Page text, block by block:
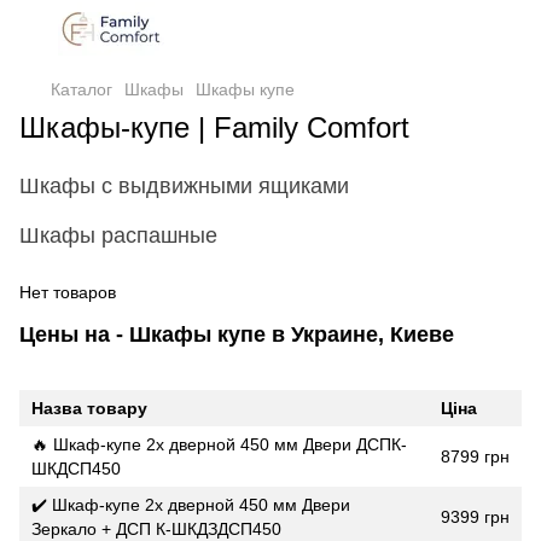
Каталог Шкафы Шкафы купе
Шкафы-купе | Family Comfort
Шкафы с выдвижными ящиками
Шкафы распашные
Нет товаров
Цены на - Шкафы купе в Украине, Киеве
Назва товару
Ціна
🔥 Шкаф-купе 2х дверной 450 мм Двери ДСПК-
ШКДСП450
8799 грн
✔️ Шкаф-купе 2х дверной 450 мм Двери
Зеркало + ДСП К-ШКДЗДСП450
9399 грн